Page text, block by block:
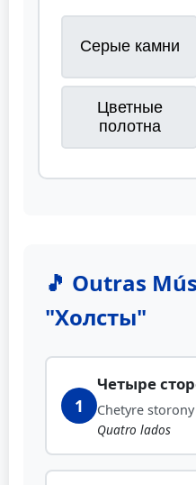
Серые камни
Цветные
полотна
🎵 Outras
"Холсты"
1
Четыре
Chetyre storony
Quatro lados